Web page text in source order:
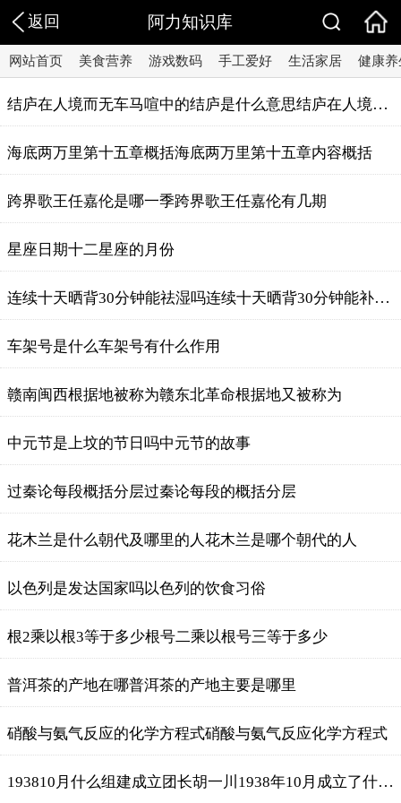
返回 阿力知识库
网站首页 美食营养 游戏数码 手工爱好 生活家居 健康养
结庐在人境而无车马喧中的结庐是什么意思结庐在人境出处
海底两万里第十五章概括海底两万里第十五章内容概括
跨界歌王任嘉伦是哪一季跨界歌王任嘉伦有几期
星座日期十二星座的月份
连续十天晒背30分钟能祛湿吗连续十天晒背30分钟能补钙么
车架号是什么车架号有什么作用
赣南闽西根据地被称为赣东北革命根据地又被称为
中元节是上坟的节日吗中元节的故事
过秦论每段概括分层过秦论每段的概括分层
花木兰是什么朝代及哪里的人花木兰是哪个朝代的人
以色列是发达国家吗以色列的饮食习俗
根2乘以根3等于多少根号二乘以根号三等于多少
普洱茶的产地在哪普洱茶的产地主要是哪里
硝酸与氨气反应的化学方程式硝酸与氨气反应化学方程式
193810月什么组建成立团长胡一川1938年10月成立了什么团